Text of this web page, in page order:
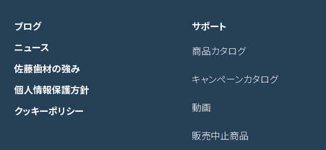
ブログ
ニュース
佐藤歯材の強み
個人情報保護方針
クッキーポリシー
サポート
商品カタログ
キャンペーンカタログ
動画
販売中止商品